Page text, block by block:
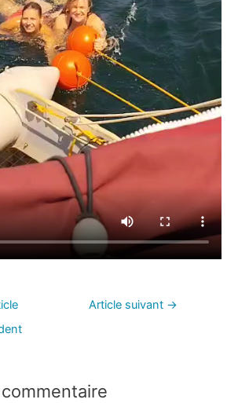
Article suivant →